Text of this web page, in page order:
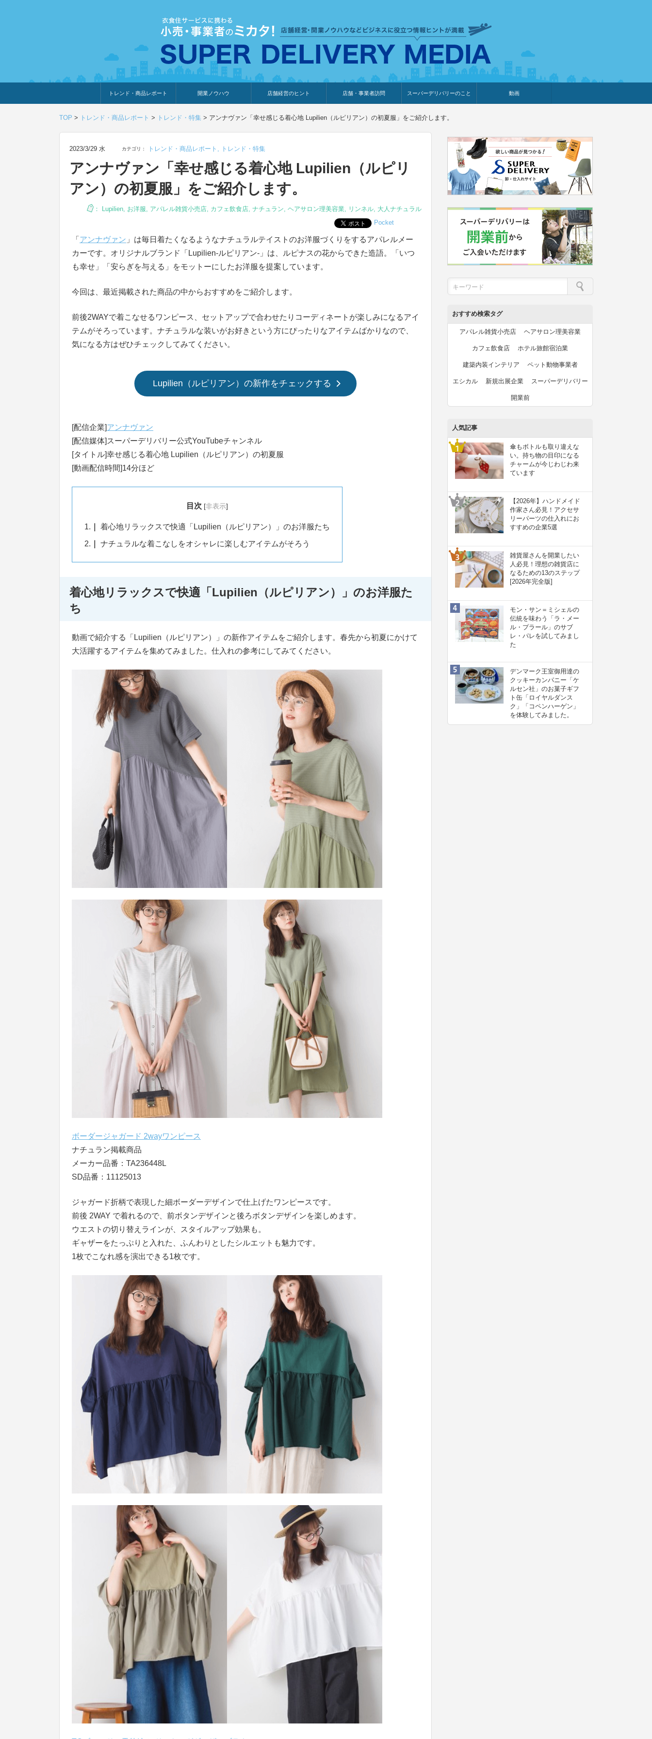
トレンド・商品レポート
トレンド・特集
人気ランキング
出展企業のおすすめ
商品体験・レビュー
暮らしの提案
開業ノウハウ
開業までの道のり
開業知識・情報
店舗経営のヒント
ウェブ集客・販売促進
仕入れ
展示会情報
接客・販売
知識情報
販促カレンダー
集客・販売促進
店舗・事業者訪問
アパレル店
カフェ・飲食店
ペットサロン
メーカー
他の業種
美容サロン
観光・ホテル旅館宿泊業
雑貨店
食料品店
スーパーデリバリーのこと
SD export
お知らせ
イベント・プレゼント企画
セミナー・調査レポート
体験型イベント・動画告知
外部メディア掲載
新規出展メーカー
動画
TOP > トレンド・商品レポート > トレンド・特集 > アンナヴァン「幸せ感じる着心地 Lupilien（ルピリアン）の初夏服」をご紹介します。
2023/3/29 水 カテゴリ： トレンド・商品レポート , トレンド・特集
アンナヴァン「幸せ感じる着心地 Lupilien（ルピリ
アン）の初夏服」をご紹介します。
： Lupilien, お洋服, アパレル雑貨小売店, カフェ飲食店, ナチュラン, ヘアサロン理美容業, リンネル, 大人ナチュラル
Pocket
「 アンナヴァン 」は毎日着たくなるようなナチュラルテイストのお洋服づくりをするアパレルメー
カーです。オリジナルブランド「Lupilien-ルピリアン-」は、ルピナスの花からできた造語。「いつ
も幸せ」「安らぎを与える」をモットーにしたお洋服を提案しています。
今回は、最近掲載された商品の中からおすすめをご紹介します。
前後2WAYで着こなせるワンピース、セットアップで合わせたりコーディネートが楽しみになるアイ
テムがそろっています。ナチュラルな装いがお好きという方にぴったりなアイテムばかりなので、
気になる方はぜひチェックしてみてください。
Lupilien（ルピリアン）の新作をチェックする
[配信企業]アンナヴァン
[配信媒体]スーパーデリバリー公式YouTubeチャンネル
[タイトル]幸せ感じる着心地 Lupilien（ルピリアン）の初夏服
[動画配信時間]14分ほど
目次 [非表示]
1. 着心地リラックスで快適「Lupilien（ルピリアン）」のお洋服たち
2. ナチュラルな着こなしをオシャレに楽しむアイテムがそろう
着心地リラックスで快適「Lupilien（ルピリアン）」のお洋服た
ち
動画で紹介する「Lupilien（ルピリアン）」の新作アイテムをご紹介します。春先から初夏にかけて
大活躍するアイテムを集めてみました。仕入れの参考にしてみてください。
ボーダージャガード 2wayワンピース
ナチュラン掲載商品
メーカー品番：TA236448L
SD品番：11125013
ジャガード折柄で表現した細ボーダーデザインで仕上げたワンピースです。
前後 2WAY で着れるので、前ボタンデザインと後ろボタンデザインを楽しめます。
ウエストの切り替えラインが、スタイルアップ効果も。
ギャザーをたっぷりと入れた、ふんわりとしたシルエットも魅力です。
1枚でこなれ感を演出できる1枚です。
おすすめ検索タグ
アパレル雑貨小売店 ヘアサロン理美容業
カフェ飲食店 ホテル旅館宿泊業
建築内装インテリア ペット動物事業者
エシカル 新規出展企業 スーパーデリバリー
開業前
人気記事
傘もボトルも取り違えな
い。持ち物の目印になる
チャームが今じわじわ来
ています
【2026年】ハンドメイド
作家さん必見！アクセサ
リーパーツの仕入れにお
すすめの企業5選
雑貨屋さんを開業したい
人必見！理想の雑貨店に
なるための13のステップ
[2026年完全版]
モン・サン＝ミシェルの
伝統を味わう「ラ・メー
ル・プラール」のサブ
レ・パレを試してみまし
た
デンマーク王室御用達の
クッキーカンパニー「ケ
ルセン社」のお菓子ギフ
ト缶「ロイヤルダンス
ク」「コペンハーゲン」
を体験してみました。